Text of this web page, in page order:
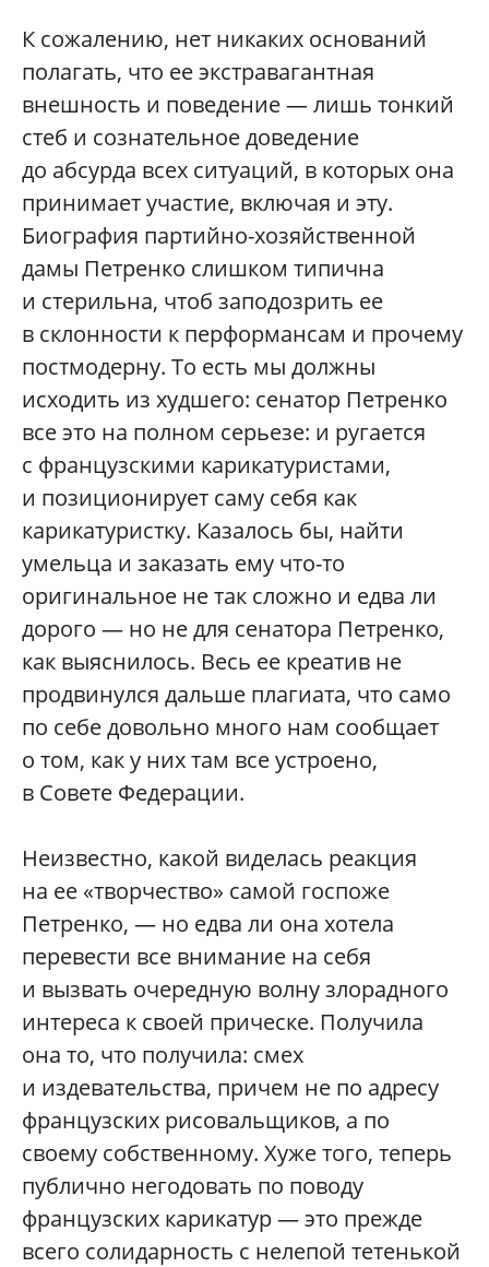
К сожалению, нет никаких оснований
полагать, что ее экстравагантная
внешность и поведение — лишь тонкий
стеб и сознательное доведение
до абсурда всех ситуаций, в которых она
принимает участие, включая и эту.
Биография партийно-хозяйственной
дамы Петренко слишком типична
и стерильна, чтоб заподозрить ее
в склонности к перформансам и прочему
постмодерну. То есть мы должны
исходить из худшего: сенатор Петренко
все это на полном серьезе: и ругается
с французскими карикатуристами,
и позиционирует саму себя как
карикатуристку. Казалось бы, найти
умельца и заказать ему что-то
оригинальное не так сложно и едва ли
дорого — но не для сенатора Петренко,
как выяснилось. Весь ее креатив не
продвинулся дальше плагиата, что само
по себе довольно много нам сообщает
о том, как у них там все устроено,
в Совете Федерации.
Неизвестно, какой виделась реакция
на ее «творчество» самой госпоже
Петренко, — но едва ли она хотела
перевести все внимание на себя
и вызвать очередную волну злорадного
интереса к своей прическе. Получила
она то, что получила: смех
и издевательства, причем не по адресу
французских рисовальщиков, а по
своему собственному. Хуже того, теперь
публично негодовать по поводу
французских карикатур — это прежде
всего солидарность с нелепой тетенькой